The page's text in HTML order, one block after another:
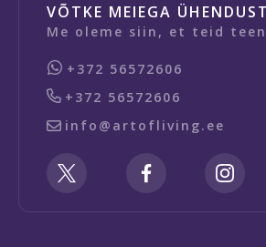
VÕTKE MEIEGA ÜHENDUST
Me oleme siin, et teid
+372 56572606
+372 56572606
info@artofliving.ee